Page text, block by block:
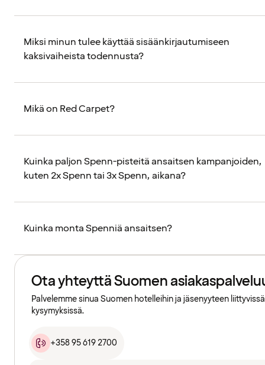
Miksi minun tulee käyttää sisäänkirjautumiseen
kaksivaiheista todennusta?
Mikä on Red Carpet?
Kuinka paljon Spenn-pisteitä ansaitsen kampanjoiden,
kuten 2x Spenn tai 3x Spenn, aikana?
Kuinka monta Spenniä ansaitsen?
Ota yhteyttä Suomen
Palvelemme sinua Suomen hotelleihin ja jäsenyyteen liittyvissä
kysymyksissä.
+358 95 619 2700